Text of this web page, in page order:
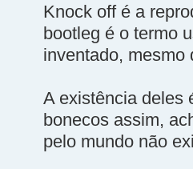
Knock off é a
bootleg é o termo
inventado, mesmo
A existência deles
bonecos assim,
pelo mundo não